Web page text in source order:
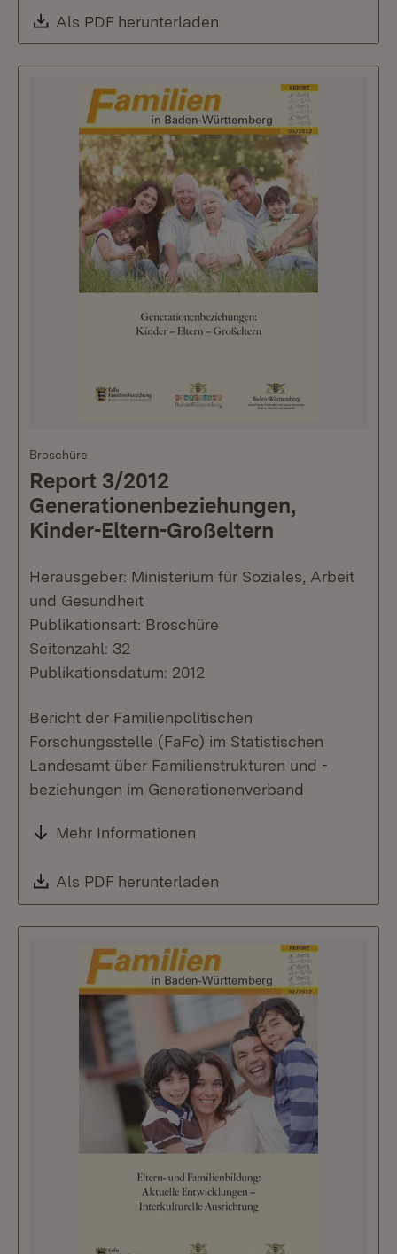
Download:
Als PDF herunterladen
Broschüre
Report 3/2012
Generationenbeziehungen,
Kinder-Eltern-Großeltern
Herausgeber: Ministerium für Soziales, Arbeit
und Gesundheit
Publikationsart: Broschüre
Seitenzahl: 32
Publikationsdatum: 2012
Bericht der Familienpolitischen
Forschungsstelle (FaFo) im Statistischen
Landesamt über Familienstrukturen und -
beziehungen im Generationenverband
Mehr Informationen
Download:
Als PDF herunterladen